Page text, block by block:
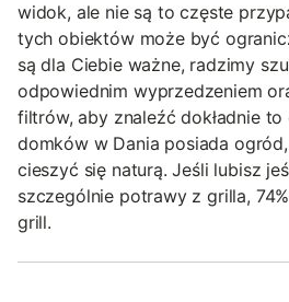
widok, ale nie są to częste
tych obiektów może być
są dla Ciebie ważne, radzimy
odpowiednim wyprzedzeniem
filtrów, aby znaleźć dokładnie
domków w Dania posiada
cieszyć się naturą. Jeśli lubisz
szczególnie potrawy z grilla,
grill.